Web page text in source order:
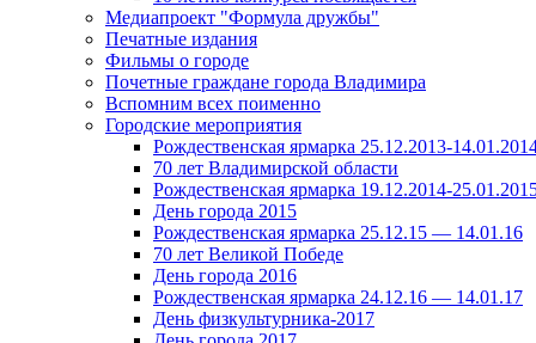
Медиапроект "Формула дружбы"
Печатные издания
Фильмы о городе
Почетные граждане города Владимира
Вспомним всех поименно
Городские мероприятия
Рождественская ярмарка 25.12.2013-
70 лет Владимирской области
Рождественская ярмарка 19.12.2014-
День города 2015
Рождественская ярмарка 25.12.15 — 14.01.16
70 лет Великой Победе
День города 2016
Рождественская ярмарка 24.12.16 — 14.01.17
День физкультурника-2017